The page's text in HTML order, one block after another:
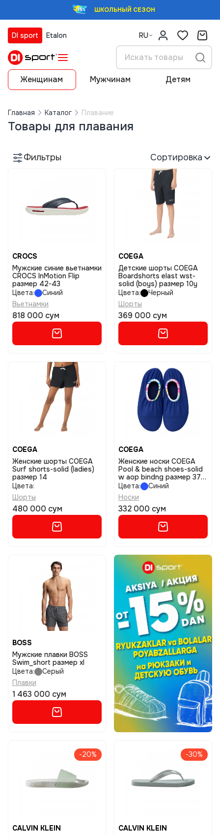
ШКОЛЬНЫЙ СЕЗОН
DI sport Etalon RU
Женщинам Мужчинам Детям
Главная Каталог Плавание
Товары для плавания
Фильтры Сортировка
CROCS
Мужские синие вьетнамки
CROCS InMotion Flip
размер 42-43
Цвета:
Синий
Вьетнамки
818 000 сум
COEGA
Детские шорты COEGA
Boardshorts elast wst-
solid (boys) размер 10y
Цвета:
Черный
Шорты
369 000 сум
COEGA
Женские шорты COEGA
Surf shorts-solid (ladies)
размер 14
Цвета:
Шорты
480 000 сум
COEGA
Женские носки COEGA
Pool & beach shoes-solid
w aop bindng размер 37-
38
Цвета:
Синий
Носки
332 000 сум
BOSS
Мужские плавки BOSS
Swim_short размер xl
Цвета:
Серый
Плавки
1 463 000 сум
-20%
CALVIN KLEIN
-30%
CALVIN KLEIN